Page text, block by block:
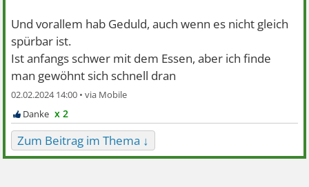
Und vorallem hab Geduld, auch wenn es nicht gleich
spürbar ist.
Ist anfangs schwer mit dem Essen, aber ich finde
man gewöhnt sich schnell dran
02.02.2024 14:00 •
x 2
Zum Beitrag im Thema ↓